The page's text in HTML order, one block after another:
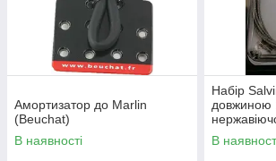
Амортизатор до Marlin
(Beuchat)
В наявності
Набір
довжиною
В